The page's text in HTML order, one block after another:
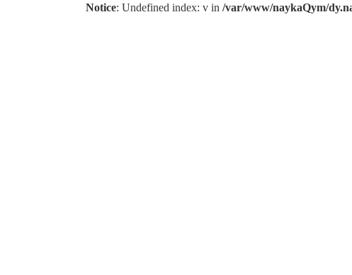
Notice: Undefined index: v in /var/www/naykaQym/